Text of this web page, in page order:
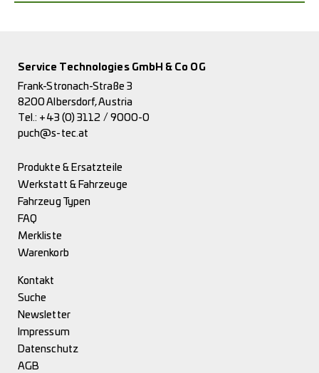
Service Technologies GmbH & Co OG
Frank-Stronach-Straße 3
8200 Albersdorf, Austria
Tel.: +43 (0) 3112 / 9000-0
puch@s-tec.at
Produkte & Ersatzteile
Werkstatt & Fahrzeuge
Fahrzeug Typen
FAQ
Merkliste
Warenkorb
Kontakt
Suche
Newsletter
Impressum
Datenschutz
AGB